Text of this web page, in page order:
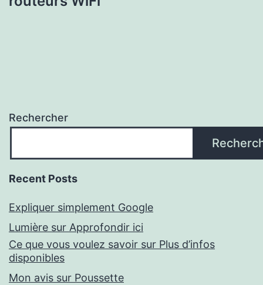
Rechercher
Recent Posts
Expliquer simplement Google
Lumière sur Approfondir ici
Ce que vous voulez savoir sur Plus d’infos
disponibles
Mon avis sur Poussette